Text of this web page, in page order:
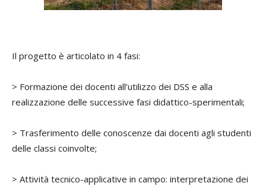
Il progetto è articolato in 4 fasi:
> Formazione dei docenti all’utilizzo dei DSS e alla
realizzazione delle successive fasi didattico-sperimentali;
> Trasferimento delle conoscenze dai docenti agli studenti
delle classi coinvolte;
> Attività tecnico-applicative in campo: interpretazione dei